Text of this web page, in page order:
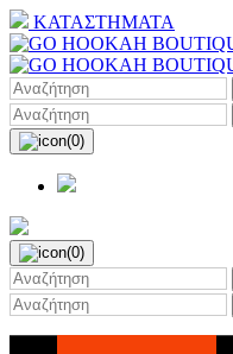
ΚΑΤΑΣΤΗΜΑΤΑ
(0)
(0)